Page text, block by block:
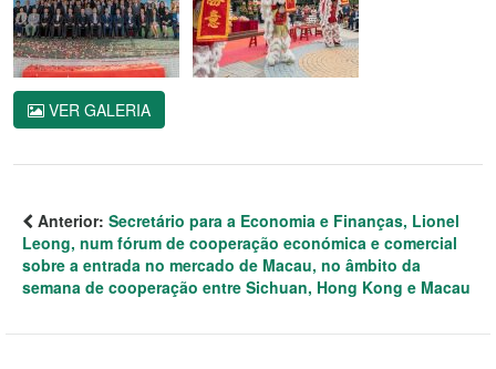
VER GALERIA
Anterior: Secretário para a Economia e Finanças, Lionel
Leong, num fórum de cooperação económica e comercial
sobre a entrada no mercado de Macau, no âmbito da
semana de cooperação entre Sichuan, Hong Kong e Macau